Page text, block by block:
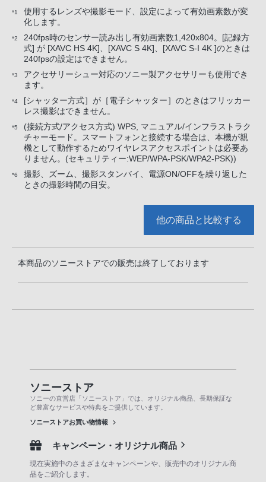
*1
使用するレンズや撮影モード、設定によって有効画素数が変
化します。
*2
240fps時のセンサー読み出し有効画素数1,420x804。[記録方
式] が [XAVC HS 4K]、[XAVC S 4K]、[XAVC S-I 4K ]のときは
240fpsの設定はできません。
*3
アクセサリーシュー対応のソニー製アクセサリーも使用でき
ます。
*4
[シャッター方式］が［電子シャッター］のときはフリッカー
レス撮影はできません。
*5
(接続方式/アクセス方式) WPS, マニュアル/インフラストラク
チャーモード。スマートフォンと接続する場合は、本機が親
機として動作するためワイヤレスアクセスポイントは必要あ
りません。(セキュリティー:WEP/WPA-PSK/WPA2-PSK))
*6
撮影、ズーム、撮影スタンバイ、電源ON/OFFを繰り返した
ときの撮影時間の目安。
他の商品と比較する
本商品のソニーストアでの販売は終了しております
ソニーストア
ソニーの直営店「ソニーストア」では、オリジナル商品、長期保証な
ど豊富なサービスや特典をご提供しています。
ソニーストアお買い物情報
キャンペーン・オリジナル商品
現在実施中のさまざまなキャンペーンや、販売中のオリジナル商
品をご紹介します。